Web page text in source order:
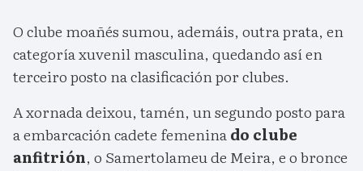
O clube moañés sumou, ademáis, outra prata, en
categoría xuvenil masculina, quedando así en
terceiro posto na clasificación por clubes.
A xornada deixou, tamén, un segundo posto para
a embarcación cadete femeninado clube
anfitrión, o Samertolameu de Meira, e o bronce